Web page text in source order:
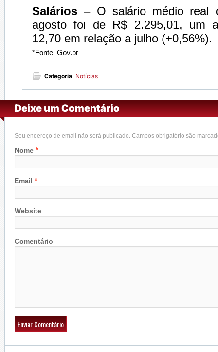
Salários – O salário médio real
agosto foi de R$ 2.295,01, um
12,70 em relação a julho (+0,56%).
*Fonte: Gov.br
Categoria: Notícias
Deixe um Comentário
Seu endereço de email não será publicado. Campos obrigatório são
Nome *
Email *
Website
Comentário